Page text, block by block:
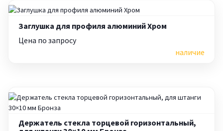
Заглушка для профиля алюминий Хром
Цена по запросу
наличие
Держатель стекла торцевой горизонтальный,